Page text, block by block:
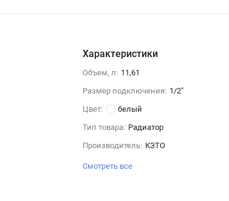
Характеристики
Объем, л: 11,61
Размер подключения: 1/2"
Цвет:
белый
Тип товара: Радиатор
Производитель: КЗТО
Смотреть все